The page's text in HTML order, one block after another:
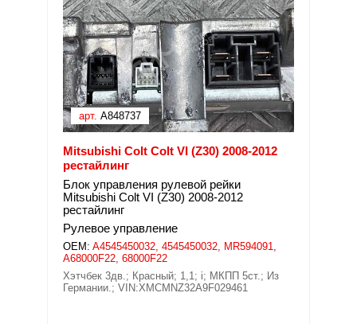
арт. A848737
Mitsubishi Colt Colt VI (Z30) 2008-2012
рестайлинг
Блок управления рулевой рейки
Mitsubishi Colt VI (Z30) 2008-2012
рестайлинг
Рулевое управление
OEM: A4545450032, 4545450032, MR594091,
A68000F22, 68000F22
Хэтчбек 3дв.; Красный; 1,1; i; МКПП 5ст.; Из
Германии.; VIN:XMCMNZ32A9F029461